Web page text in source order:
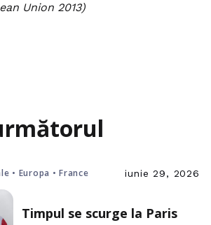
Union 2013)
• Europa • France iunie 29, 2026
Timpul se scurge la Paris